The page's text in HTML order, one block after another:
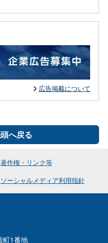
広告掲載について
へ戻る
著作権・リンク等
ソーシャルメディア利用指針
1番地